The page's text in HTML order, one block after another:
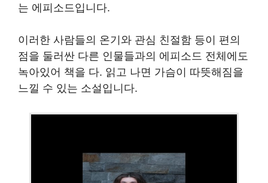
는 에피소드입니다.
이러한 사람들의 온기와 관심 친절함 등이 편의
점을 둘러싼 다른 인물들과의 에피소드 전체에도
녹아있어 책을 다. 읽고 나면 가슴이 따뜻해짐을
느낄 수 있는 소설입니다.